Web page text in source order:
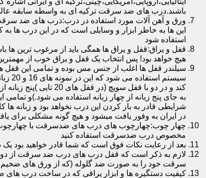
باشند.درب های ضد سرقت ترکیه ای به واسطه سابقه
ورق و آهن آلات مورد استفاده در درب:درب های ضد
این ها به خاطر ابزار و وسایلی است که در این درب ها
استفاده شود
قفل و یراق:قفل و یراق ها همگی باید از مرغوب ترین ها
هیچ خواهد بود! پس انتخاب یک قفل و یراق خوب از
سیلندر قفل ها اغلب از جنس مس بوده و تمامی این قفل ها
به جای پنج زبانه از چهار زبانه استفاده می شود.)و
شرایطی قادر به باز کردن این درب نخواهد بود و زبانه
در ایران به وفور یافت میشود و هیچ گونه مشکلی برای
چهار چوب:چهارچوب های درب های ضدسرقت با چهارچوب
مخصوص درب ضدسرقت استفاده کنید
بعد از رعایت نکات فوق است که شما قادر خواهید بود
لازم به ذکر است که قفل درب های درب ضد سرقت از دو
سرقت خود را به صورت ضد گلوله (که از ورق های
کیفیت دستگیره ها و ابزار یراقی که در ساخت درب